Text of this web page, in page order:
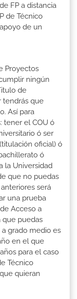
FP a distancia
de Técnico
de un
Proyectos
ningún
de
tendrás que
Así para
tener el COU ó
ó ser
oficial) ó
ó
la Universidad
que no puedas
será
una prueba
Acceso a
que puedas
grado medio es
en el que
para el caso
Técnico
quieran